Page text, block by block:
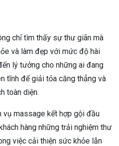
chỉ tìm thấy sự thư giãn mà
và làm đẹp với mức độ hài
lý tưởng cho những ai đang
tĩnh để giải tỏa căng thẳng và
toàn diện.
vụ massage kết hợp gội đầu
hàng những trải nghiệm thư
việc cải thiện sức khỏe lẫn